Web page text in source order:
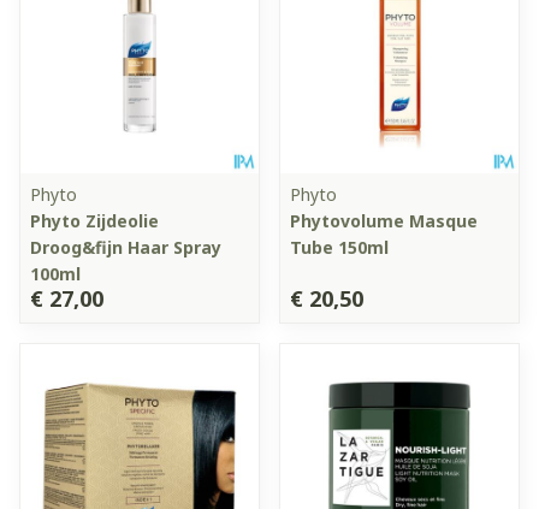
Phyto
Phyto Zijdeolie
Droog&fijn Haar Spray
100ml
€ 27,00
Phyto
Phytovolume Masque
Tube 150ml
€ 20,50